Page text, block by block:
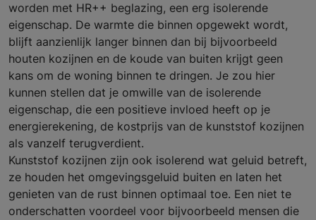
worden met HR++ beglazing, een erg isolerende
eigenschap. De warmte die binnen opgewekt wordt,
blijft aanzienlijk langer binnen dan bij bijvoorbeeld
houten kozijnen en de koude van buiten krijgt geen
kans om de woning binnen te dringen. Je zou hier
kunnen stellen dat je omwille van de isolerende
eigenschap, die een positieve invloed heeft op je
energierekening, de kostprijs van de kunststof kozijnen
als vanzelf terugverdient.
Kunststof kozijnen zijn ook isolerend wat geluid betreft,
ze houden het omgevingsgeluid buiten en laten het
genieten van de rust binnen optimaal toe. Een niet te
onderschatten voordeel voor bijvoorbeeld mensen die